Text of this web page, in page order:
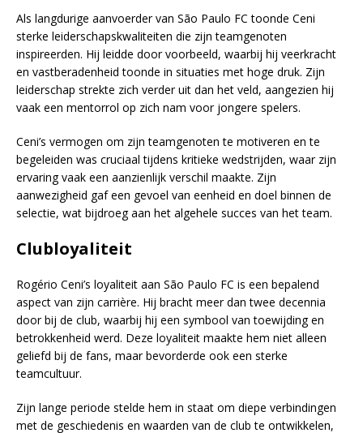
Als langdurige aanvoerder van São Paulo FC toonde Ceni
sterke leiderschapskwaliteiten die zijn teamgenoten
inspireerden. Hij leidde door voorbeeld, waarbij hij veerkracht
en vastberadenheid toonde in situaties met hoge druk. Zijn
leiderschap strekte zich verder uit dan het veld, aangezien hij
vaak een mentorrol op zich nam voor jongere spelers.
Ceni’s vermogen om zijn teamgenoten te motiveren en te
begeleiden was cruciaal tijdens kritieke wedstrijden, waar zijn
ervaring vaak een aanzienlijk verschil maakte. Zijn
aanwezigheid gaf een gevoel van eenheid en doel binnen de
selectie, wat bijdroeg aan het algehele succes van het team.
Clubloyaliteit
Rogério Ceni’s loyaliteit aan São Paulo FC is een bepalend
aspect van zijn carrière. Hij bracht meer dan twee decennia
door bij de club, waarbij hij een symbool van toewijding en
betrokkenheid werd. Deze loyaliteit maakte hem niet alleen
geliefd bij de fans, maar bevorderde ook een sterke
teamcultuur.
Zijn lange periode stelde hem in staat om diepe verbindingen
met de geschiedenis en waarden van de club te ontwikkelen,